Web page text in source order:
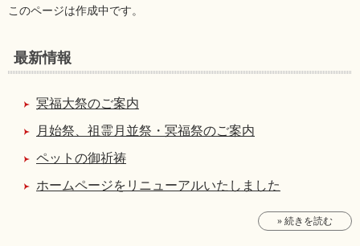
このページは作成中です。
最新情報
冥福大祭のご案内
月始祭、祖霊月並祭・冥福祭のご案内
ペットの御祈祷
ホームページをリニューアルいたしました
» 続きを読む